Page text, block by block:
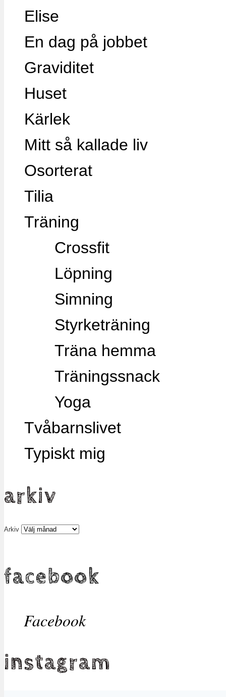
Elise
En dag på jobbet
Graviditet
Huset
Kärlek
Mitt så kallade liv
Osorterat
Tilia
Träning
Crossfit
Löpning
Simning
Styrketräning
Träna hemma
Träningssnack
Yoga
Tvåbarnslivet
Typiskt mig
arkiv
Arkiv
facebook
Facebook
instagram